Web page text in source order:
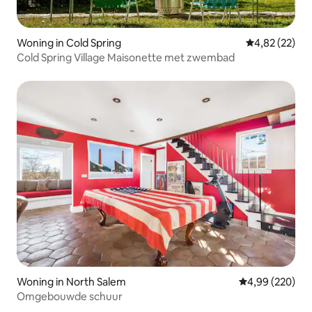
Woning in Cold Spring Gemiddelde
4,82 (22)
Cold Spring Village Maisonette met zwembad
Woning in North Salem Gemiddelde
4,99 (220)
Omgebouwde schuur